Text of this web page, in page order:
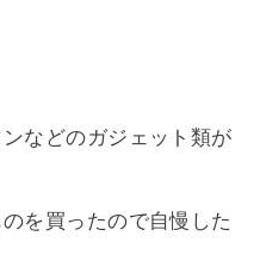
などのガジェット類が
を買ったので自慢した